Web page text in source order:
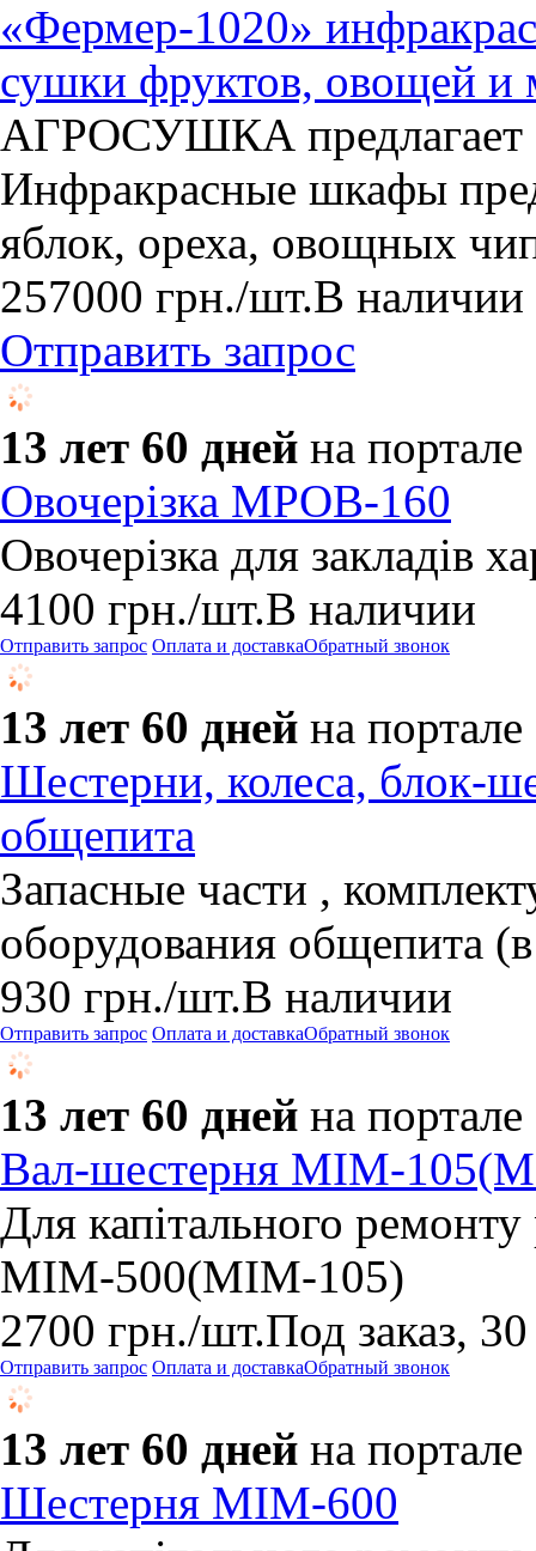
«Фермер-1020»
сушки фруктов, овощей и
АГРОСУШКА предлагает
Инфракрасные шкафы
яблок, ореха, овощных
257000 грн./шт.В наличии
Отправить запрос
13 лет 60 дней на портале
Овочерізка МРОВ-160
Овочерізка для закладів
4100 грн./шт.В наличии
Отправить запрос Оплата и доставкаОбратный звонок
13 лет 60 дней на портале
Шестерни, колеса, блок-
общепита
Запасные части ,
оборудования общепита
930 грн./шт.В наличии
Отправить запрос Оплата и доставкаОбратный звонок
13 лет 60 дней на портале
Вал-шестерня МІМ-
Для капітального
МІМ-500(МІМ-105)
2700 грн./шт.Под заказ,
Отправить запрос Оплата и доставкаОбратный звонок
13 лет 60 дней на портале
Шестерня МІМ-600